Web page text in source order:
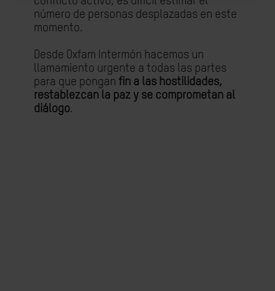
número de personas desplazadas en este
momento.
Desde Oxfam Intermón hacemos un
llamamiento urgente a todas las partes
para que pongan fin a las hostilidades,
restablezcan la paz y se comprometan al
diálogo.